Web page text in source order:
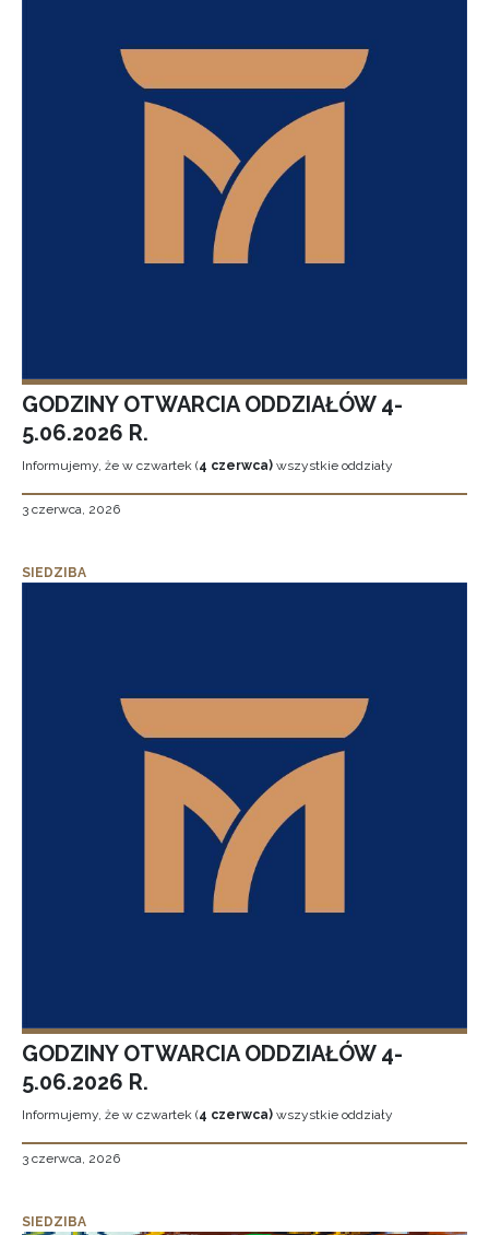
GODZINY OTWARCIA ODDZIAŁÓW 4-
5.06.2026 R.
Informujemy, że w czwartek (4 czerwca) wszystkie oddziały
3 czerwca, 2026
SIEDZIBA
GODZINY OTWARCIA ODDZIAŁÓW 4-
5.06.2026 R.
Informujemy, że w czwartek (4 czerwca) wszystkie oddziały
3 czerwca, 2026
SIEDZIBA